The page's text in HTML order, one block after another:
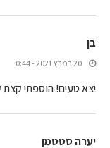
בן
20 במרץ 2021 - 0:44
יצא טעים! הוספתי קצת
יערה סטטמן